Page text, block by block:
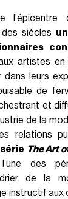
l'épicentre
siècles
artistes en
leurs
de
et
de la
relations
The Art
des
de la
instructif aux